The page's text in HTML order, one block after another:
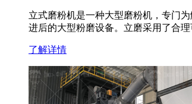
立式磨粉机是一种大型磨粉机，专门
进后的大型粉磨设备。立磨采用了合
了解详情